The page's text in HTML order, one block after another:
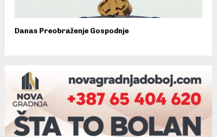
Danas Preobraženje Gospodnje